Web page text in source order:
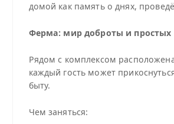
домой как память о днях,
Ферма: мир доброты и простых
Рядом с комплексом
каждый гость может
быту.
Чем заняться: